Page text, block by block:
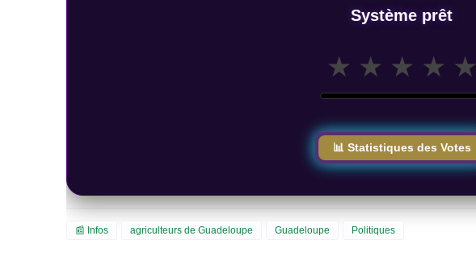
Système prêt
★ ★ ★ ★ ★
📊 Statistiques des Votes
📰 Infos agriculteurs de Guadeloupe Guadeloupe Politiques